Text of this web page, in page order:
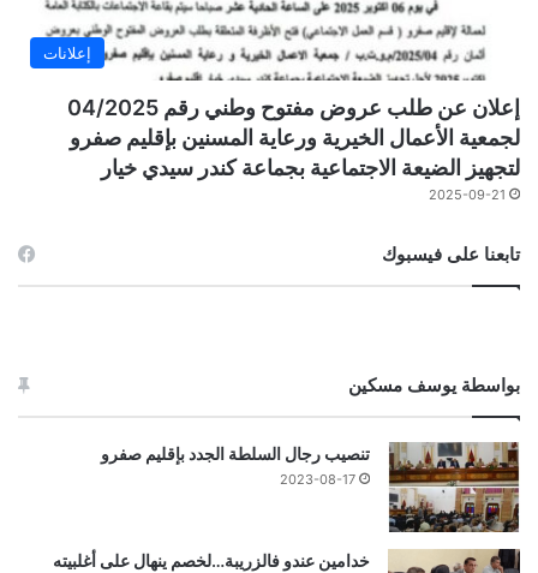
إعلانات
إعلان عن طلب عروض مفتوح وطني رقم 04/2025
لجمعية الأعمال الخيرية ورعاية المسنين بإقليم صفرو
لتجهيز الضيعة الاجتماعية بجماعة كندر سيدي خيار
2025-09-21
تابعنا على فيسبوك
بواسطة يوسف مسكين
تنصيب رجال السلطة الجدد بإقليم صفرو
2023-08-17
خدامين عندو فالزريبة…لخصم ينهال على أغلبيته